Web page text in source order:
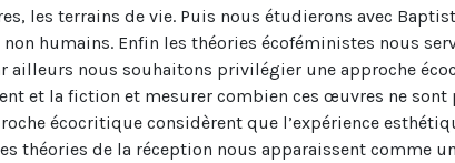
les terrains de vie. Puis nous étudierons avec
humains. Enfin les théories écoféministes nous
ailleurs nous souhaitons privilégier une approche
et la fiction et mesurer combien ces œuvres ne
écocritique considèrent que l’expérience
théories de la réception nous apparaissent comme